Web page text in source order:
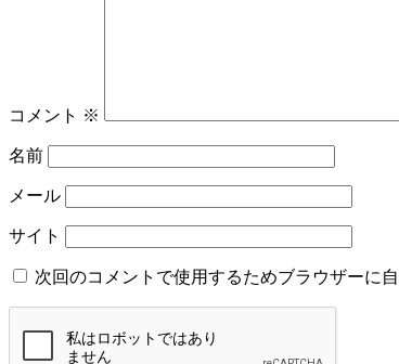
コメント ※
名前
メール
サイト
次回のコメントで使用するためブラウザーに